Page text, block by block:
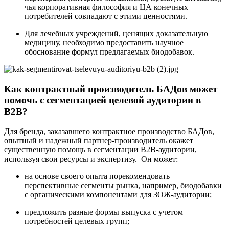
чья корпоративная философия и ЦА конечных
потребителей совпадают с этими ценностями.
Для лечебных учреждений, ценящих доказательную
медицину, необходимо предоставить научное
обоснование формул предлагаемых биодобавок.
Как контрактный производитель БАДов может
помочь с сегментацией целевой аудитории в
В2В?
Для бренда, заказавшего контрактное производство БАДов,
опытный и надежный партнер-производитель окажет
существенную помощь в сегментации B2B-аудитории,
используя свои ресурсы и экспертизу. Он может:
на основе своего опыта порекомендовать
перспективные сегменты рынка, например, биодобавки
с органическими компонентами для ЗОЖ-аудитории;
предложить разные формы выпуска с учетом
потребностей целевых групп;